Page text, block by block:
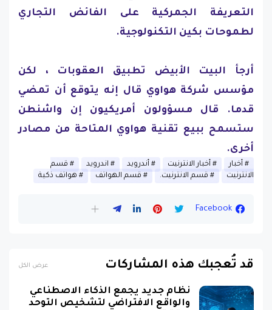
التعريفة الجمركية على الفائض التجاري
لطموحات بكين التكنولوجية.
أرجأ البيت الأبيض تطبيق العقوبات ، لكن
مؤسس شركة هواوي قال إنه يتوقع أن تمضي
قدما. قال مسؤولون أمريكيون إن واشنطن
ستسمح ببيع تقنية هواوي المتاحة من مصادر
أخرى.
أخبار أخبار الانترنيت أندرويد اندرويد
قسم
الانترنيت
قسم الانترنيت. قسم الهواتف هواتف ذكية
Facebook
قد تُعجبك هذه المشاركات عرض الكل
نظام جديد يجمع الذكاء الاصطناعي
والواقع الافتراضي لتشخيص التوحد